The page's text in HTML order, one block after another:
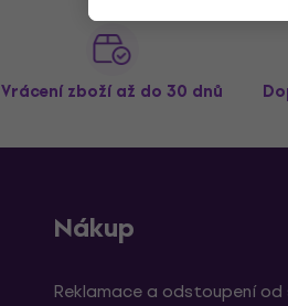
Vrácení zboží až do 30 dnů
Nákup
Reklamace a odstoupení od